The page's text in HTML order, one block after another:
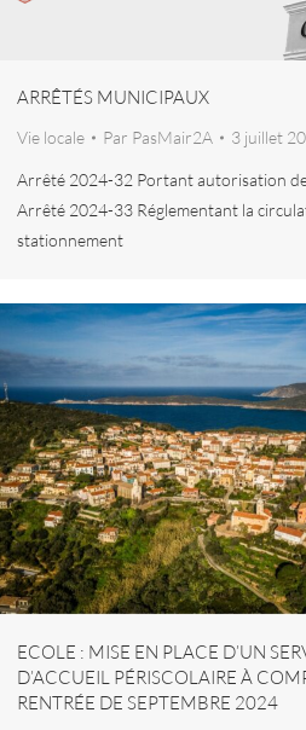
ARRÊTÉS MUNICIPAUX
Vie locale Par PasMair2A 3 juillet
Arrêté 2024-32 Portant autorisation
Arrêté 2024-33 Réglementant la
stationnement
ECOLE : MISE EN PLACE D’UN
D’ACCUEIL PÉRISCOLAIRE À
RENTRÉE DE SEPTEMBRE 2024